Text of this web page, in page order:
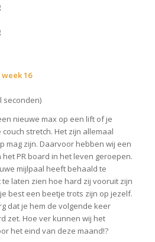
16
seconden)
nieuwe max op een lift of je
stretch. Het zijn allemaal
mag zijn. Daarvoor hebben wij een
PR board in het leven geroepen.
mijlpaal heeft behaald te
laten zien hoe hard zij vooruit zijn
best een beetje trots zijn op jezelf.
dat je hem de volgende keer
zet. Hoe ver kunnen wij het
het eind van deze maand!?